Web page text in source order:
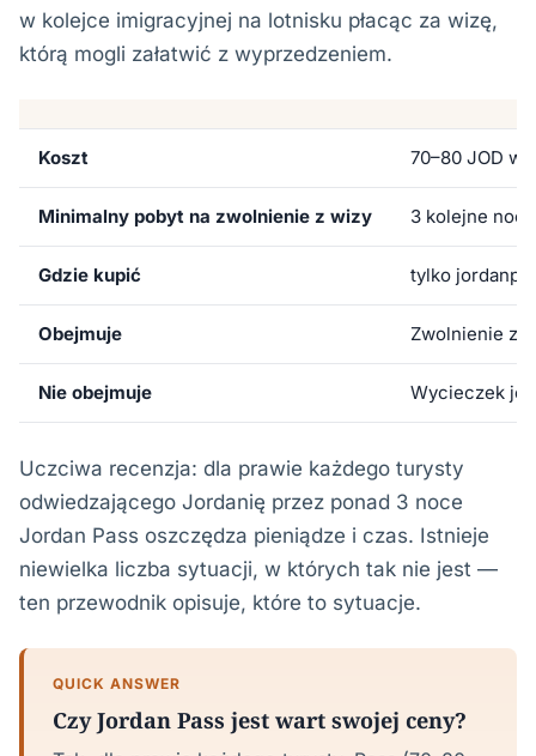
w kolejce imigracyjnej na lotnisku płacąc za wizę,
którą mogli załatwić z wyprzedzeniem.
Koszt 70–80 JOD w
Minimalny pobyt na zwolnienie z wizy 3 kolejne
Gdzie kupić tylko
Obejmuje Zwolnienie z
Nie obejmuje Wycieczek
Uczciwa recenzja: dla prawie każdego turysty
odwiedzającego Jordanię przez ponad 3 noce
Jordan Pass oszczędza pieniądze i czas. Istnieje
niewielka liczba sytuacji, w których tak nie jest —
ten przewodnik opisuje, które to sytuacje.
QUICK ANSWER
Czy Jordan Pass jest wart swojej ceny?